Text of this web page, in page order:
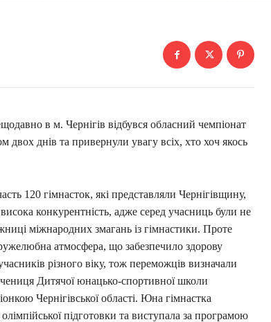
в м. Чернігів відбувся обласний чемпіонат
двох днів та привернули увагу всіх, хто хоч якось
120 гімнасток, які представляли Чернігівщину,
конкурентність, адже серед учасниць були не
міжнародних змагань із гімнастики. Проте
атмосфера, що забезпечило здорову
різного віку, тож переможців визначали
Дитячої юнацько-спортивної школи
Чернігівської області. Юна гімнастка
підготовки та виступала за програмою